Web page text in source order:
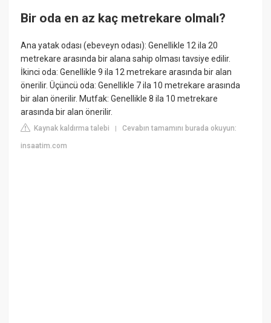
Bir oda en az kaç metrekare olmalı?
Ana yatak odası (ebeveyn odası): Genellikle 12 ila 20
metrekare arasında bir alana sahip olması tavsiye edilir.
İkinci oda: Genellikle 9 ila 12 metrekare arasında bir alan
önerilir. Üçüncü oda: Genellikle 7 ila 10 metrekare arasında
bir alan önerilir. Mutfak: Genellikle 8 ila 10 metrekare
arasında bir alan önerilir.
Kaynak kaldırma talebi |Cevabın tamamını burada okuyun:
insaatim.com